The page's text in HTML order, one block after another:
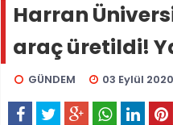
Harran
araç üretildi!
GÜNDEM 03 Eylül